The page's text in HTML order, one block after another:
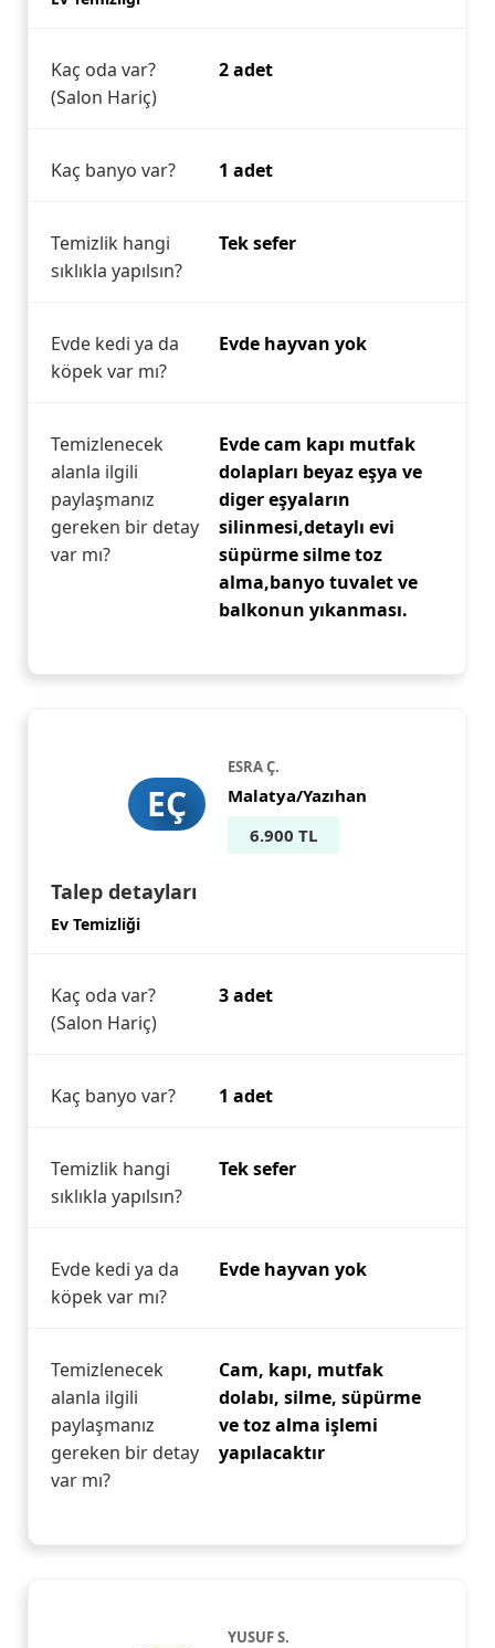
Kaç oda var?
(Salon Hariç)
2 adet
Kaç banyo var? 1 adet
Temizlik hangi
sıklıkla yapılsın?
Tek sefer
Evde kedi ya da
köpek var mı?
Evde hayvan yok
Temizlenecek
alanla ilgili
paylaşmanız
gereken bir detay
var mı?
Evde cam kapı mutfak
dolapları beyaz eşya ve
diger eşyaların
silinmesi,detaylı evi
süpürme silme toz
alma,banyo tuvalet ve
balkonun yıkanması.
EÇ
ESRA Ç.
Malatya/Yazıhan
6.900 TL
Talep detayları
Ev Temizliği
Kaç oda var?
(Salon Hariç)
3 adet
Kaç banyo var? 1 adet
Temizlik hangi
sıklıkla yapılsın?
Tek sefer
Evde kedi ya da
köpek var mı?
Evde hayvan yok
Temizlenecek
alanla ilgili
paylaşmanız
gereken bir detay
var mı?
Cam, kapı, mutfak
dolabı, silme, süpürme
ve toz alma işlemi
yapılacaktır
YUSUF S.